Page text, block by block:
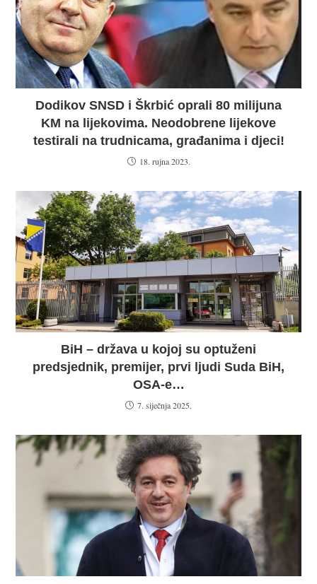
Dodikov SNSD i Škrbić oprali 80 milijuna
KM na lijekovima. Neodobrene lijekove
testirali na trudnicama, građanima i djeci!
18. rujna 2023.
BiH – država u kojoj su optuženi
predsjednik, premijer, prvi ljudi Suda BiH,
OSA-e…
7. siječnja 2025.